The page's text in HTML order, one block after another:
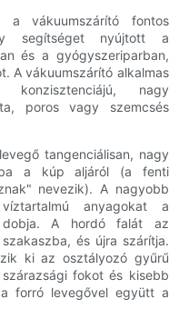
a vákuumszárító fontos
segítséget nyújtott a
és a gyógyszeriparban,
A vákuumszárító alkalmas
nagy
poros vagy szemcsés
tangenciálisan, nagy
a kúp aljáról (a fenti
nevezik). A nagyobb
anyagokat a
A hordó falát az
és újra szárítja.
ki az osztályozó gyűrű
fokot és kisebb
forró levegővel együtt a